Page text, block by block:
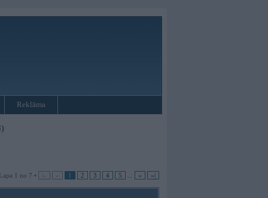
Reklāma
1 no 7 • |« « 1 2 3 4 5 » »|